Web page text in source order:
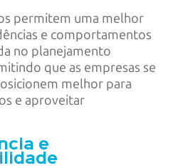
permitem uma melhor
e comportamentos
no planejamento
que as empresas se
melhor para
e aproveitar
e